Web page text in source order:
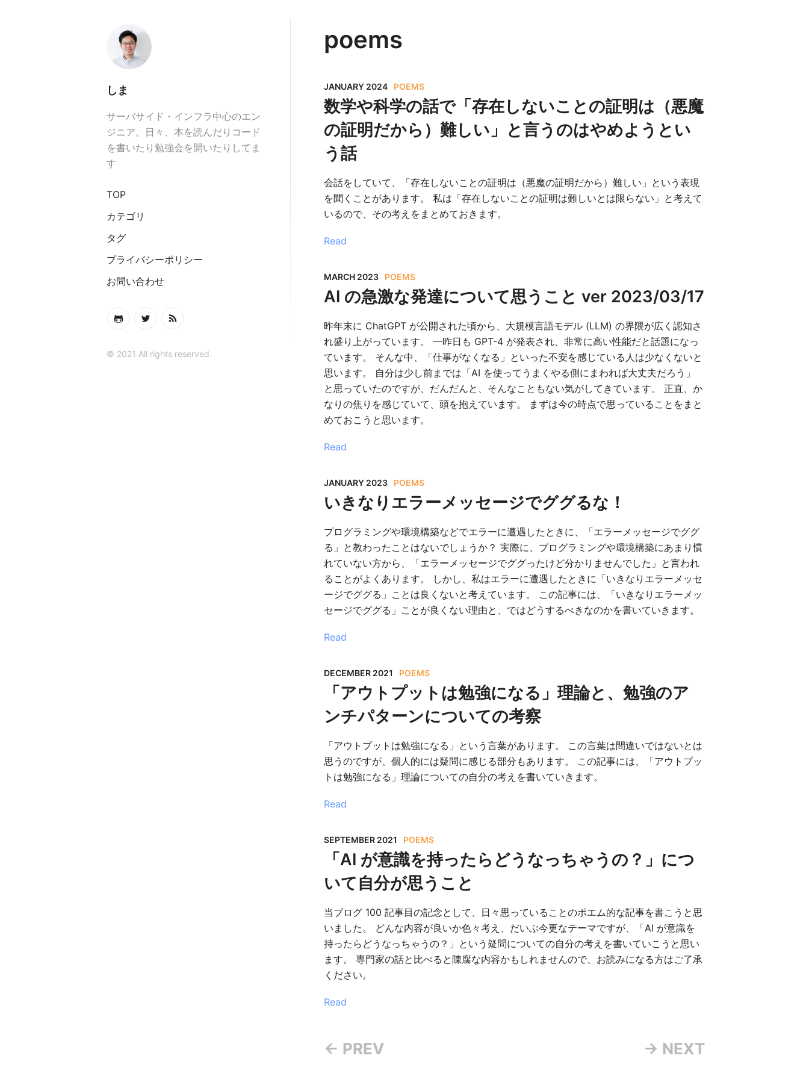
しま
サーバサイド・インフラ中心のエン
ジニア。日々、本を読んだりコード
を書いたり勉強会を開いたりしてま
す
TOP
カテゴリ
タグ
プライバシーポリシー
お問い合わせ
© 2021 All rights reserved.
poems
JANUARY 2024 POEMS
数学や科学の話で「存在しないことの証明は（悪魔
の証明だから）難しい」と言うのはやめようとい
う話
会話をしていて、「存在しないことの証明は（悪魔の証明だから）難しい」という表現
を聞くことがあります。 私は「存在しないことの証明は難しいとは限らない」と考えて
いるので、その考えをまとめておきます。
Read
MARCH 2023 POEMS
AI の急激な発達について思うこと ver 2023/03/17
昨年末に ChatGPT が公開された頃から、大規模言語モデル (LLM) の界隈が広く認知さ
れ盛り上がっています。 一昨日も GPT-4 が発表され、非常に高い性能だと話題になっ
ています。 そんな中、「仕事がなくなる」といった不安を感じている人は少なくないと
思います。 自分は少し前までは「AI を使ってうまくやる側にまわれば大丈夫だろう」
と思っていたのですが、だんだんと、そんなこともない気がしてきています。 正直、か
なりの焦りを感じていて、頭を抱えています。 まずは今の時点で思っていることをまと
めておこうと思います。
Read
JANUARY 2023 POEMS
いきなりエラーメッセージでググるな！
プログラミングや環境構築などでエラーに遭遇したときに、「エラーメッセージでググ
る」と教わったことはないでしょうか？ 実際に、プログラミングや環境構築にあまり慣
れていない方から、「エラーメッセージでググったけど分かりませんでした」と言われ
ることがよくあります。 しかし、私はエラーに遭遇したときに「いきなりエラーメッセ
ージでググる」ことは良くないと考えています。 この記事には、「いきなりエラーメッ
セージでググる」ことが良くない理由と、ではどうするべきなのかを書いていきます。
Read
DECEMBER 2021 POEMS
「アウトプットは勉強になる」理論と、勉強のア
ンチパターンについての考察
「アウトプットは勉強になる」という言葉があります。 この言葉は間違いではないとは
思うのですが、個人的には疑問に感じる部分もあります。 この記事には、「アウトプッ
トは勉強になる」理論についての自分の考えを書いていきます。
Read
SEPTEMBER 2021 POEMS
「AI が意識を持ったらどうなっちゃうの？」につ
いて自分が思うこと
当ブログ 100 記事目の記念として、日々思っていることのポエム的な記事を書こうと思
いました。 どんな内容が良いか色々考え、だいぶ今更なテーマですが、「AI が意識を
持ったらどうなっちゃうの？」という疑問についての自分の考えを書いていこうと思い
ます。 専門家の話と比べると陳腐な内容かもしれませんので、お読みになる方はご了承
ください。
Read
← PREV → NEXT